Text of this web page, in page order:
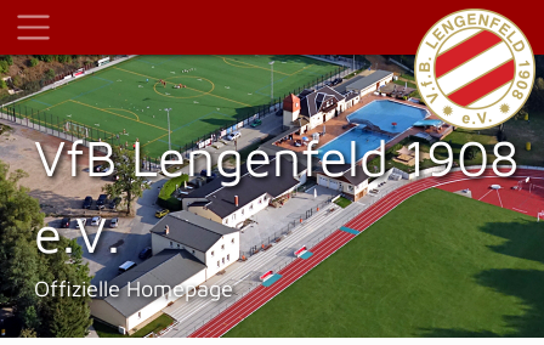
VfB Lengenfeld 1908
e.V.
Offizielle Homepage